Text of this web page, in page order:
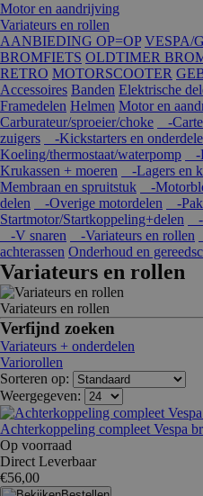
Motor en aandrijving
Variateurs en rollen
AANBIEDING OP=OP VESPA/
BROMFIETS OLDTIMER
RETRO MOTORSCOOTER
Accessoires Banden Elektrische
Framedelen Helmen Motor en
Carburateur/sproeier/choke
-
zuigers
-Kickstarters en
Koeling/thermostaat/waterpomp
-
Krukassen + moeren
-Lagers en
Membraan en spruitstuk
-
delen
-Overige motordelen -
Startmotor/Startkoppeling+delen
-
-V snaren
-Variateurs en rollen
achterassen Onderhoud en
Variateurs en rollen
Variateurs en rollen
Verfijnd zoeken
Variateurs + onderdelen
Variorollen
Sorteren op:
Weergegeven:
Achterkoppeling compleet Vespa
Op voorraad
Direct Leverbaar
€56,00